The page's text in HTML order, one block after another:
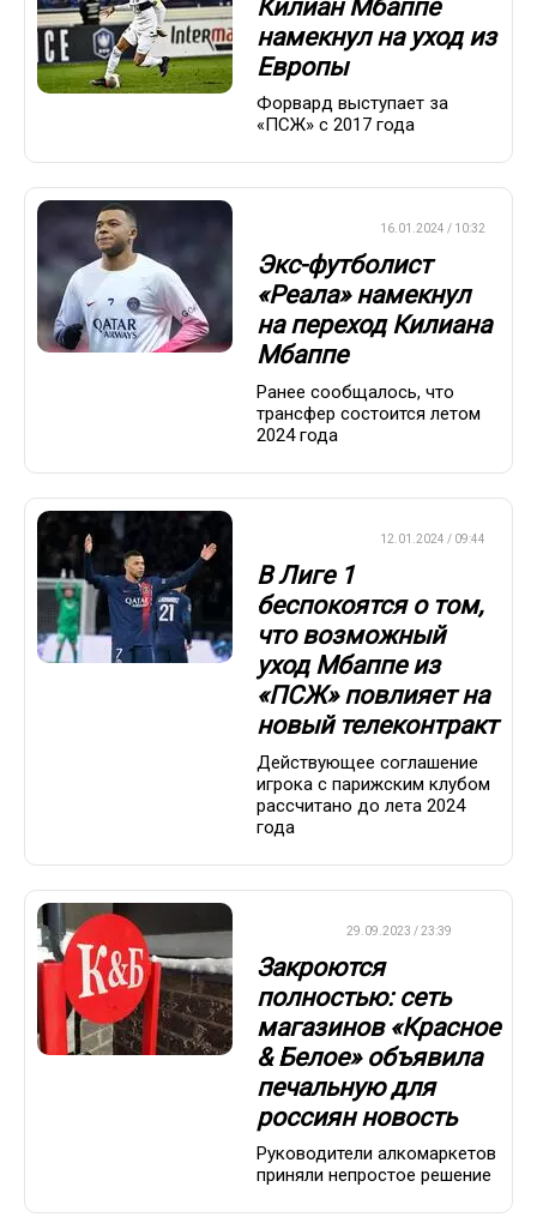
Килиан Мбаппе
намекнул на уход из
Европы
Форвард выступает за
«ПСЖ» с 2017 года
16.01.2024 / 10:32
Экс-футболист
«Реала» намекнул
на переход Килиана
Мбаппе
Ранее сообщалось, что
трансфер состоится летом
2024 года
12.01.2024 / 09:44
В Лиге 1
беспокоятся о том,
что возможный
уход Мбаппе из
«ПСЖ» повлияет на
новый телеконтракт
Действующее соглашение
игрока с парижским клубом
рассчитано до лета 2024
года
29.09.2023 / 23:39
Закроются
полностью: сеть
магазинов «Красное
& Белое» объявила
печальную для
россиян новость
Руководители алкомаркетов
приняли непростое решение